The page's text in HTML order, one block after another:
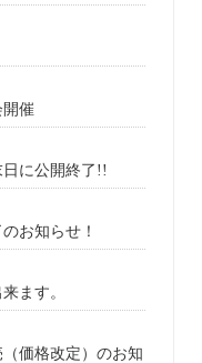
催
に公開終了!!
お知らせ！
ます。
価格改定）のお知